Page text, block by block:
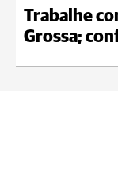
Trabalhe
Grossa;